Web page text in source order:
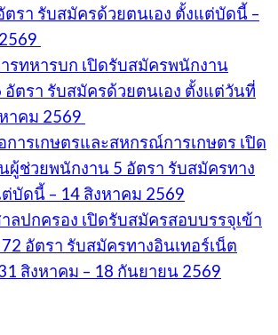
ตรา รับสมัครด้วยตนเอง ตั้งแต่บัดนี้ –
รทหารบก เปิดรับสมัครพนักงาน
อัตรา รับสมัครด้วยตนเอง ตั้งแต่วันที่
าคม 2569
การเกษตรและสหกรณ์การเกษตร เปิด
ผู้ช่วยพนักงาน 5 อัตรา รับสมัครทาง
ต่บัดนี้ – 14 สิงหาคม 2569
ลปกครอง เปิดรับสมัครสอบบรรจุเข้า
อัตรา รับสมัครทางอินเทอร์เน็ต
สิงหาคม – 18 กันยายน 2569